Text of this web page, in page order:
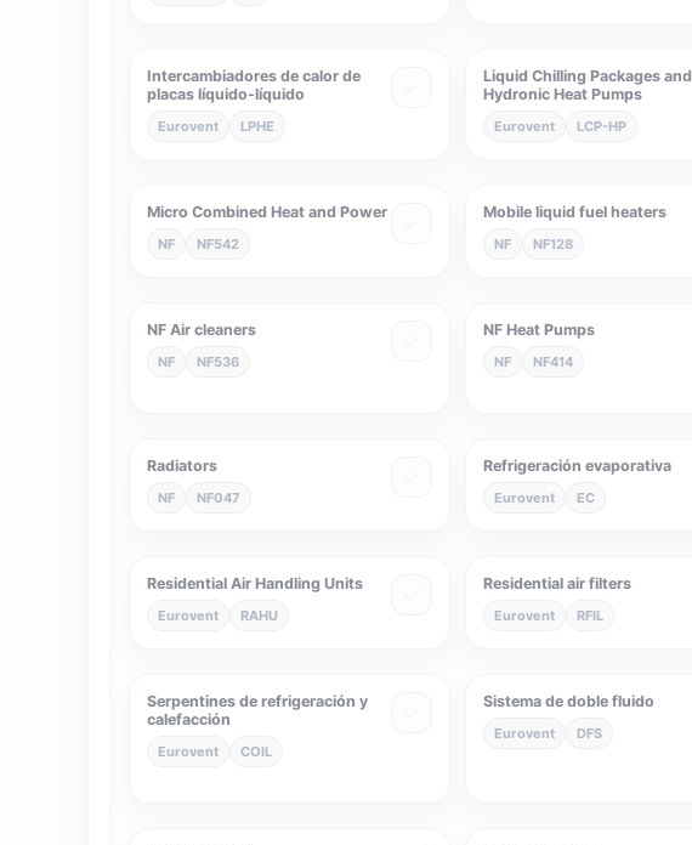
Intercambiadores de calor de
placas líquido-líquido
Eurovent LPHE
Liquid Chilling Packages and
Hydronic Heat Pumps
Eurovent LCP-HP
Micro Combined Heat and Power
NF NF542
Mobile liquid fuel heaters
NF NF128
NF Air cleaners
NF NF536
NF Heat Pumps
NF NF414
Radiators
NF NF047
Refrigeración evaporativa
Eurovent EC
Residential Air Handling Units
Eurovent RAHU
Residential air filters
Eurovent RFIL
Serpentines de refrigeración y
calefacción
Eurovent COIL
Sistema de doble fluido
Eurovent DFS